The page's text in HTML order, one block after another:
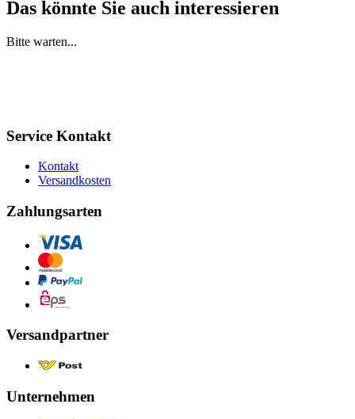
Das könnte Sie auch interessieren
Bitte warten...
Service Kontakt
Kontakt
Versandkosten
Zahlungsarten
Versandpartner
Unternehmen